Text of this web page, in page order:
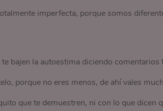
imperfecta, porque somos
bajen la autoestima diciendo
porque no eres menos, de ahí vales
que te demuestren, ni con lo que dicen